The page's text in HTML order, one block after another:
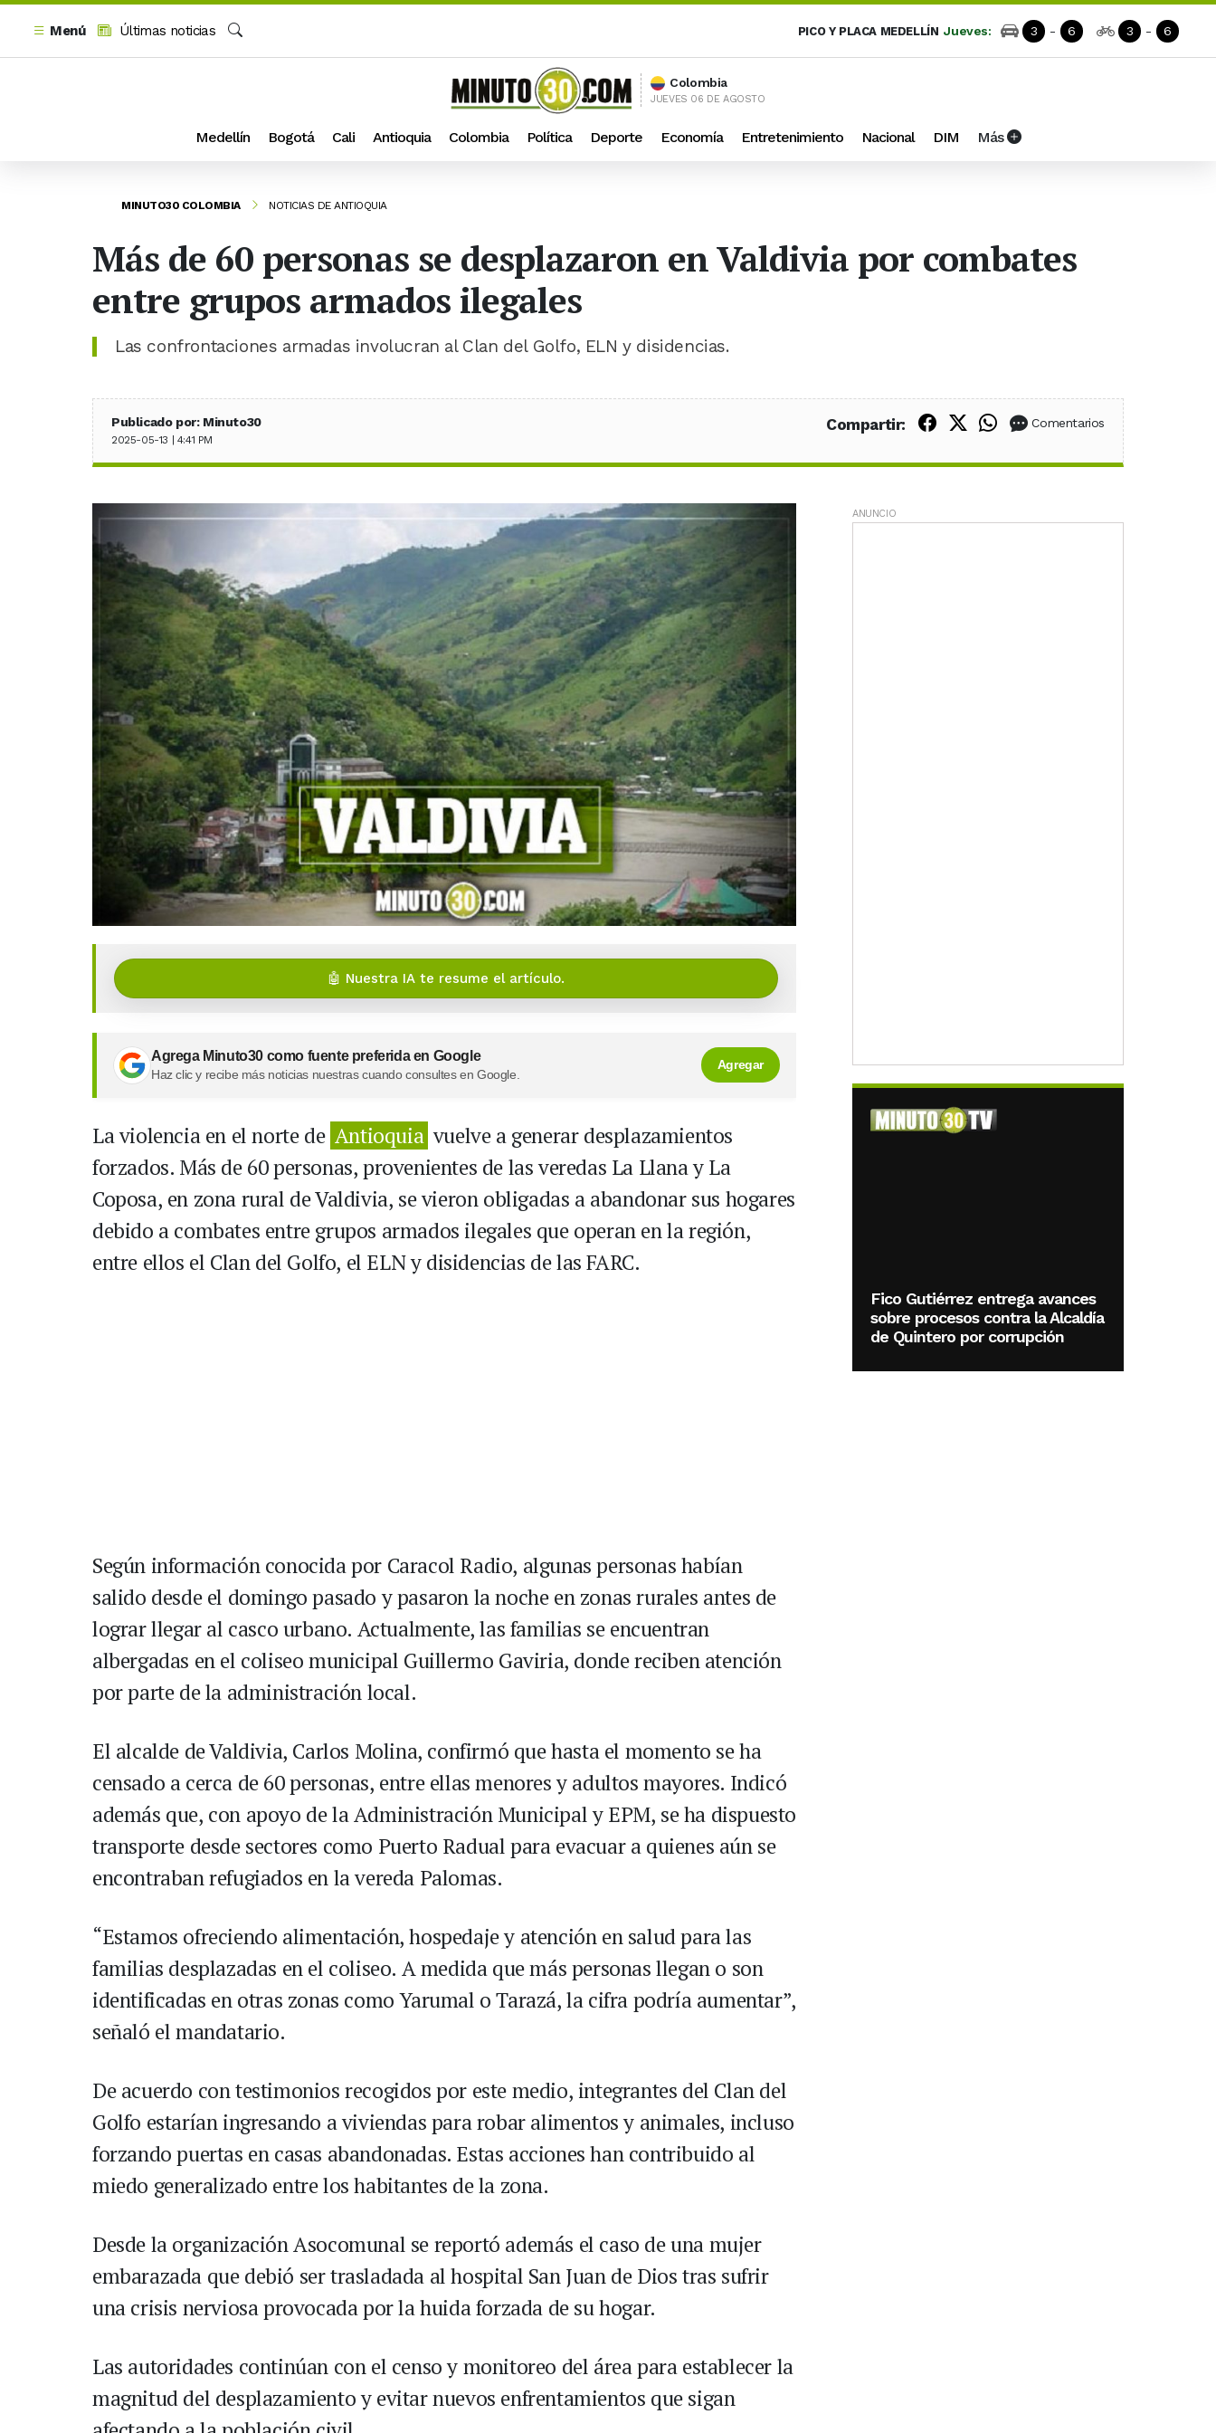
Menú
Últimas noticias
PICO Y PLACA MEDELLÍN Jueves: 3 - 6 3 - 6
Colombia
JUEVES 06 DE AGOSTO
Medellín Bogotá Cali Antioquia Colombia Política Deporte Economía Entretenimiento Nacional DIM Más
MINUTO30 COLOMBIA NOTICIAS DE ANTIOQUIA
Más de 60 personas se desplazaron en Valdivia por combates
entre grupos armados ilegales
Las confrontaciones armadas involucran al Clan del Golfo, ELN y disidencias.
Publicado por: Minuto30
2025-05-13 | 4:41 PM
Compartir: Compartir en Facebook
Compartir en X (Twitter)
Compartir en WhatsApp
Comentarios
🤖 Nuestra IA te resume el artículo.
Agrega Minuto30 como fuente preferida en Google
Haz clic y recibe más noticias nuestras cuando consultes en Google.
Agregar
La violencia en el norte de Antioquia vuelve a generar desplazamientos
forzados. Más de 60 personas, provenientes de las veredas La Llana y La
Coposa, en zona rural de Valdivia, se vieron obligadas a abandonar sus hogares
debido a combates entre grupos armados ilegales que operan en la región,
entre ellos el Clan del Golfo, el ELN y disidencias de las FARC.
Según información conocida por Caracol Radio, algunas personas habían
salido desde el domingo pasado y pasaron la noche en zonas rurales antes de
lograr llegar al casco urbano. Actualmente, las familias se encuentran
albergadas en el coliseo municipal Guillermo Gaviria, donde reciben atención
por parte de la administración local.
El alcalde de Valdivia, Carlos Molina, confirmó que hasta el momento se ha
censado a cerca de 60 personas, entre ellas menores y adultos mayores. Indicó
además que, con apoyo de la Administración Municipal y EPM, se ha dispuesto
transporte desde sectores como Puerto Radual para evacuar a quienes aún se
encontraban refugiados en la vereda Palomas.
“Estamos ofreciendo alimentación, hospedaje y atención en salud para las
familias desplazadas en el coliseo. A medida que más personas llegan o son
identificadas en otras zonas como Yarumal o Tarazá, la cifra podría aumentar”,
señaló el mandatario.
De acuerdo con testimonios recogidos por este medio, integrantes del Clan del
Golfo estarían ingresando a viviendas para robar alimentos y animales, incluso
forzando puertas en casas abandonadas. Estas acciones han contribuido al
miedo generalizado entre los habitantes de la zona.
Desde la organización Asocomunal se reportó además el caso de una mujer
embarazada que debió ser trasladada al hospital San Juan de Dios tras sufrir
una crisis nerviosa provocada por la huida forzada de su hogar.
Las autoridades continúan con el censo y monitoreo del área para establecer la
magnitud del desplazamiento y evitar nuevos enfrentamientos que sigan
ANUNCIO
Fico Gutiérrez entrega avances
sobre procesos contra la Alcaldía
de Quintero por corrupción